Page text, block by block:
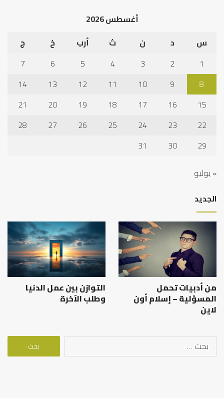
أغسطس 2026
س
د ن ث أرب خ
ج
1
2
3
4
5
6
7
8
9
10
11
12
13
14
15
16
17
18
19
20
21
22
23
24
25
26
27
28
29
30
31
« يوليو
الجديد
من أدبيات تحمل
المسؤلية – إسلام أون
لاين
التوازن بين عمل الدنيا
وطلب الآخرة
البحث